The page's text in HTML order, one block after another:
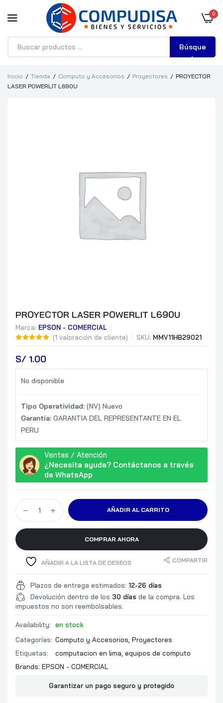
0
Búsque
da
Inicio Tienda Computo y Accesorios Proyectores
PROYECTOR
LASER POWERLIT L690U
PROYECTOR LASER POWERLIT L690U
Marca: EPSON - COMERCIAL
(1 valoración de cliente) SKU: MMV11HB29021
S/ 1.00
No disponible
Tipo Operatividad: (NV) Nuevo
Garantía: GARANTIA DEL REPRESENTANTE EN EL
PERU
Ventas / Atención
¿Necesita ayuda? Contáctanos a través
de WhatsApp
AÑADIR AL CARRITO
COMPRAR AHORA
AÑADIR A LA LISTA DE DESEOS COMPARTIR
Plazos de entrega estimados: 12-26 días
Devolución dentro de los 30 días de la compra. Los
impuestos no son reembolsables.
Availability:
en stock
Categorías: Computo y Accesorios Proyectores
Etiquetas:
computacion en lima equipos de computo
Brands: EPSON - COMERCIAL
Garantizar un pago seguro y protegido